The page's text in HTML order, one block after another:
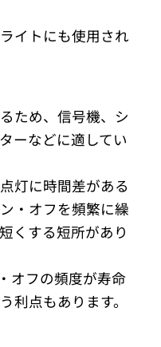
イトにも使用され
ため、信号機、シ
ーなどに適してい
灯に時間差がある
・オフを頻繁に繰
くする短所があり
オフの頻度が寿命
利点もあります。